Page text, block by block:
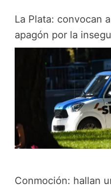
La Plata: convocan
apagón por la
Conmoción: hallan